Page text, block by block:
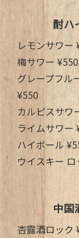
酎ハ
レモンサワー
梅サワー ¥550
グレープフル
¥550
カルピスサワ
ライムサワー
ハイボール
ウイスキー
中国
杏露酒ロック